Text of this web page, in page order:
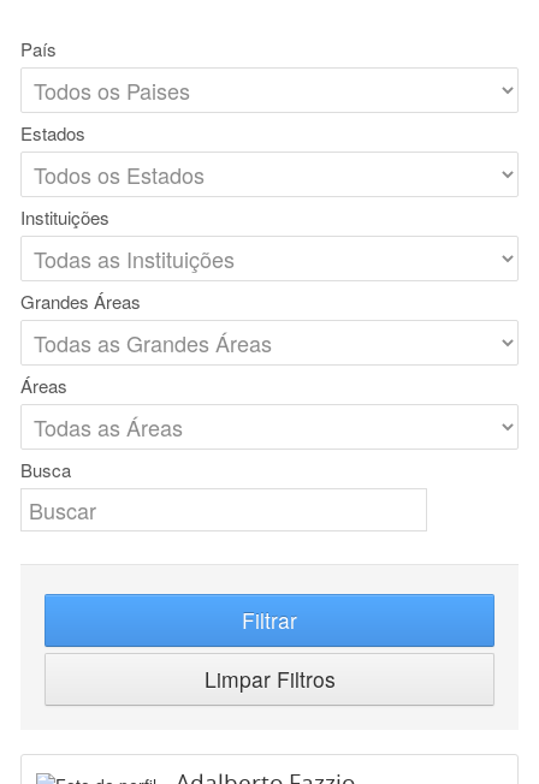
País
Estados
Instituições
Grandes Áreas
Áreas
Busca
Filtrar
Limpar Filtros